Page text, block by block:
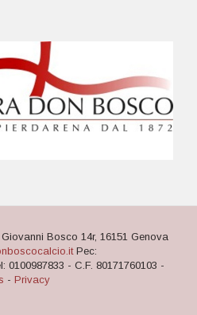
Bosco 14r, 16151 Genova
Pec:
0100987833 - C.F. 80171760103 -
- Privacy